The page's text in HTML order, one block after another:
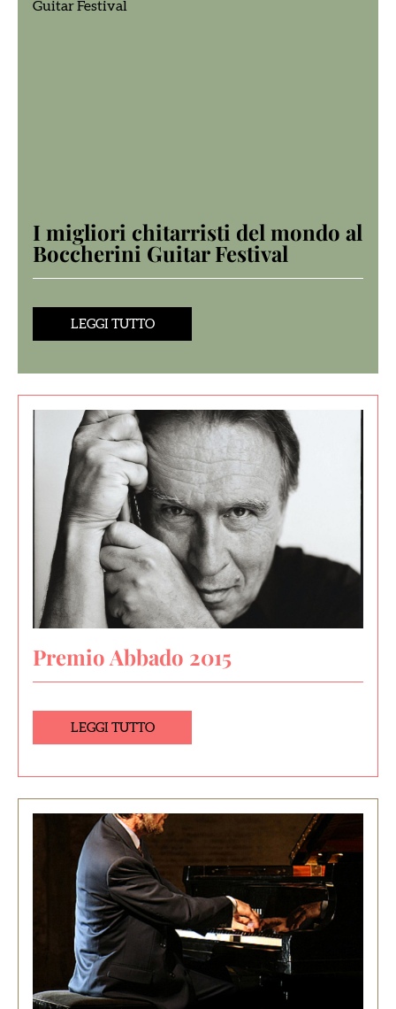
I migliori chitarristi del mondo al
Boccherini Guitar Festival
LEGGI TUTTO
Premio Abbado 2015
LEGGI TUTTO